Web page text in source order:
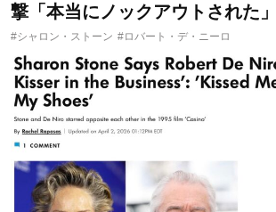
撃「本当にノックアウトされた」
#シャロン・ストーン #ロバート・デ・ニーロ